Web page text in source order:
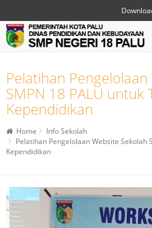
Pelatihan
SMPN 18 PALU untuk
Kependidikan
Home
Info Sekolah
Pelatihan Pengelolaan Website Sekolah
Kependidikan